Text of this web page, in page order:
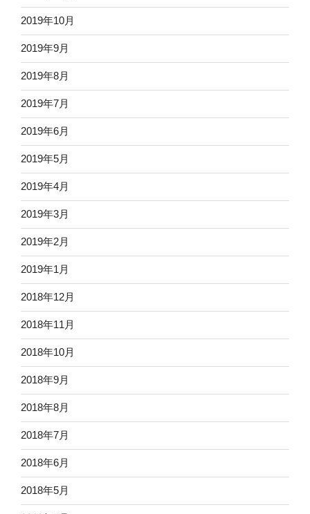
2019年10月
2019年9月
2019年8月
2019年7月
2019年6月
2019年5月
2019年4月
2019年3月
2019年2月
2019年1月
2018年12月
2018年11月
2018年10月
2018年9月
2018年8月
2018年7月
2018年6月
2018年5月